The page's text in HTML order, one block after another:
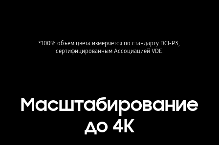
*100% объем цвета измеряется по стандарту DCI-P3,
Масштабирование
до 4К